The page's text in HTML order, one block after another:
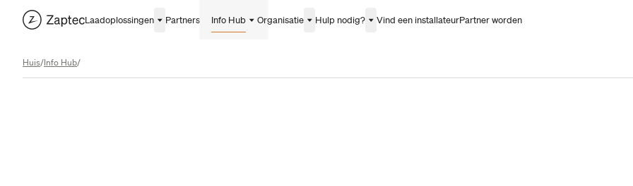
Laadoplossingen Partners Info Hub Organisatie Hulp nodig? Vind een installateurPartner worden
Huis/Info Hub/